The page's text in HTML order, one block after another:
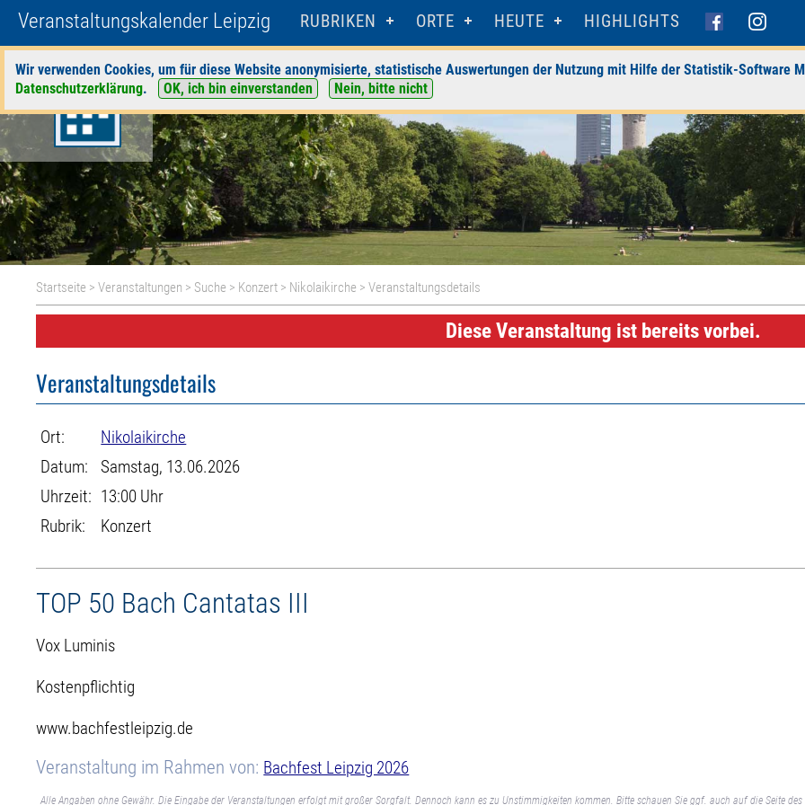
Veranstaltungskalender Leipzig RUBRIKEN ORTE HEUTE HIGHLIGHTS
Wir verwenden Cookies, um für diese Website anonymisierte, statistische Auswertungen der Nutzung mit Hilfe der Statistik-Software
Datenschutzerklärung. OK, ich bin einverstanden Nein, bitte nicht
Startseite >Veranstaltungen > Suche > Konzert > Nikolaikirche > Veranstaltungsdetails
Diese Veranstaltung ist bereits vorbei.
Veranstaltungsdetails
Ort:
Nikolaikirche
Datum:
Samstag, 13.06.2026
Uhrzeit: 13:00 Uhr
Rubrik:
Konzert
TOP 50 Bach Cantatas III
Vox Luminis
Kostenpflichtig
www.bachfestleipzig.de
Veranstaltung im Rahmen von: Bachfest Leipzig 2026
Alle Angaben ohne Gewähr. Die Eingabe der Veranstaltungen erfolgt mit großer Sorgfalt. Dennoch kann es zu Unstimmigkeiten kommen. Bitte schauen Sie ggf. auch auf die Seite